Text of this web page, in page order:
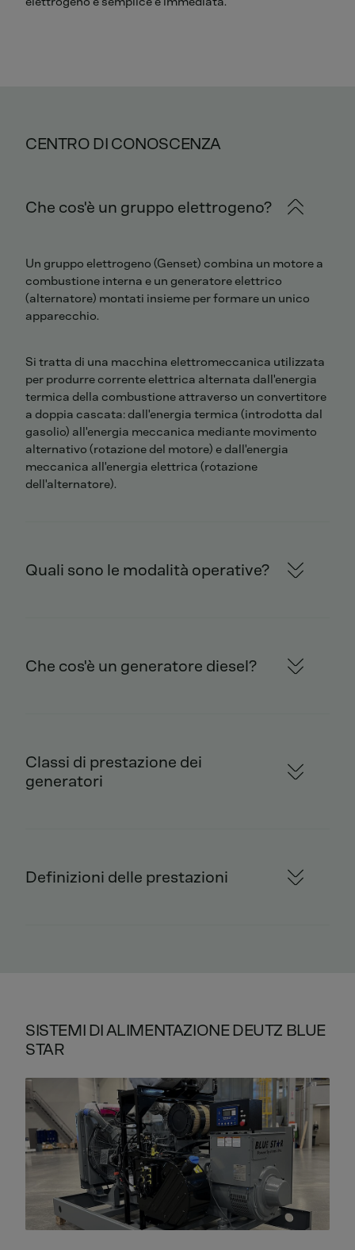
CENTRO DI CONOSCENZA
Che cos'è un gruppo elettrogeno?
Un gruppo elettrogeno (Genset) combina un motore a
combustione interna e un generatore elettrico
(alternatore) montati insieme per formare un unico
apparecchio.
Si tratta di una macchina elettromeccanica utilizzata
per produrre corrente elettrica alternata dall'energia
termica della combustione attraverso un convertitore
a doppia cascata: dall'energia termica (introdotta dal
gasolio) all'energia meccanica mediante movimento
alternativo (rotazione del motore) e dall'energia
meccanica all'energia elettrica (rotazione
dell'alternatore).
Quali sono le modalità operative?
Che cos'è un generatore diesel?
Classi di prestazione dei
generatori
Definizioni delle prestazioni
SISTEMI DI ALIMENTAZIONE DEUTZ BLUE
STAR